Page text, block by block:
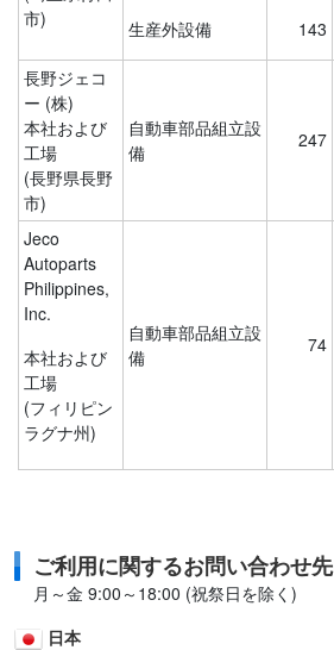
市)
生産外設備 143
長野ジェコ
ー (株)
本社および
工場
(長野県長野
市)
自動車部品組立設
備
247
Jeco
Autoparts
Philippines,
Inc.
本社および
工場
(フィリピン
ラグナ州)
自動車部品組立設
備
74
ご利用に関するお問い合わせ先
月～金 9:00～18:00 (祝祭日を除く)
日本